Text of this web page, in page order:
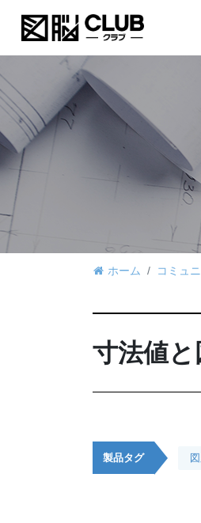
ホーム コミュ
寸法値
製品タグ